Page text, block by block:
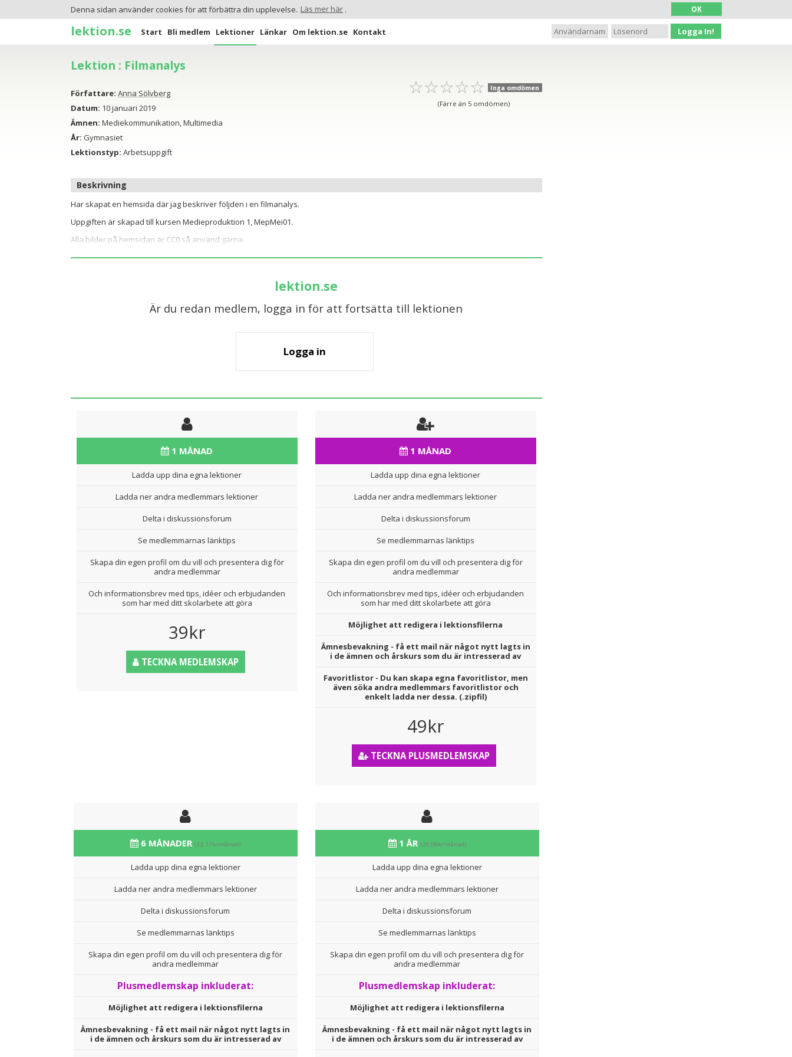
Denna sidan använder cookies för att förbättra din upplevelse. Läs mer här . OK
lektion.se Start Bli medlem Lektioner Länkar Om lektion.se Kontakt Logga In!
Lektion : Filmanalys
☆☆☆☆☆
★★★★★ Inga omdömen
(Färre än 5 omdömen)
Författare: Anna Sölvberg
Datum: 10 januari 2019
Ämnen: Mediekommunikation, Multimedia
År: Gymnasiet
Lektionstyp: Arbetsuppgift
Beskrivning
Har skapat en hemsida där jag beskriver följden i en filmanalys.
Uppgiften är skapad till kursen Medieproduktion 1, MepMei01.
Alla bilder på hemsidan är CC0 så använd gärna.
lektion.se
Är du redan medlem, logga in för att fortsätta till lektionen
Logga in
1 MÅNAD
Ladda upp dina egna lektioner
Ladda ner andra medlemmars lektioner
Delta i diskussionsforum
Se medlemmarnas länktips
Skapa din egen profil om du vill och presentera dig för
andra medlemmar
Och informationsbrev med tips, idéer och erbjudanden
som har med ditt skolarbete att göra
39kr
TECKNA MEDLEMSKAP
1 MÅNAD
Ladda upp dina egna lektioner
Ladda ner andra medlemmars lektioner
Delta i diskussionsforum
Se medlemmarnas länktips
Skapa din egen profil om du vill och presentera dig för
andra medlemmar
Och informationsbrev med tips, idéer och erbjudanden
som har med ditt skolarbete att göra
Möjlighet att redigera i lektionsfilerna
Ämnesbevakning - få ett mail när något nytt lagts in
i de ämnen och årskurs som du är intresserad av
Favoritlistor - Du kan skapa egna favoritlistor, men
även söka andra medlemmars favoritlistor och
enkelt ladda ner dessa. (.zipfil)
49kr
TECKNA PLUSMEDLEMSKAP
6 MÅNADER (33,17kr/månad)
Ladda upp dina egna lektioner
Ladda ner andra medlemmars lektioner
Delta i diskussionsforum
Se medlemmarnas länktips
Skapa din egen profil om du vill och presentera dig för
andra medlemmar
Plusmedlemskap inkluderat:
Möjlighet att redigera i lektionsfilerna
Ämnesbevakning - få ett mail när något nytt lagts in
i de ämnen och årskurs som du är intresserad av
1 ÅR (29,08kr/månad)
Ladda upp dina egna lektioner
Ladda ner andra medlemmars lektioner
Delta i diskussionsforum
Se medlemmarnas länktips
Skapa din egen profil om du vill och presentera dig för
andra medlemmar
Plusmedlemskap inkluderat:
Möjlighet att redigera i lektionsfilerna
Ämnesbevakning - få ett mail när något nytt lagts in
i de ämnen och årskurs som du är intresserad av